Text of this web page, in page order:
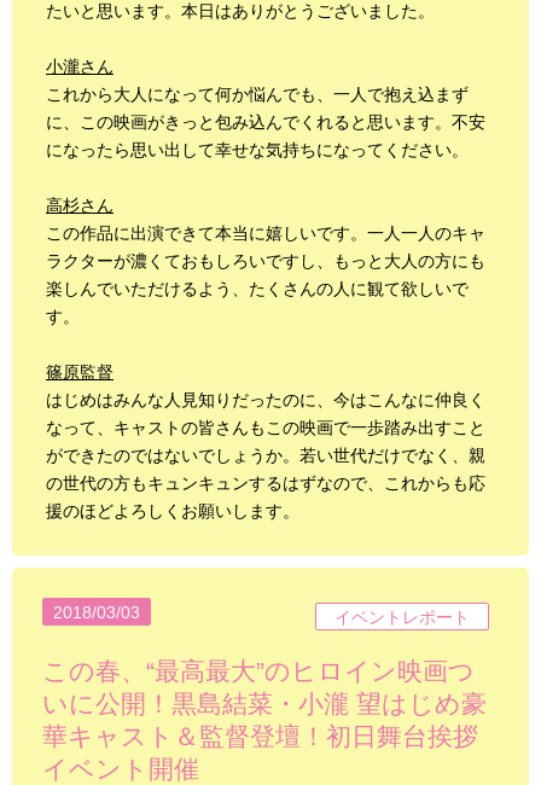
たいと思います。本日はありがとうございました。
小瀧さん
これから大人になって何か悩んでも、一人で抱え込まず
に、この映画がきっと包み込んでくれると思います。不安
になったら思い出して幸せな気持ちになってください。
高杉さん
この作品に出演できて本当に嬉しいです。一人一人のキャ
ラクターが濃くておもしろいですし、もっと大人の方にも
楽しんでいただけるよう、たくさんの人に観て欲しいで
す。
篠原監督
はじめはみんな人見知りだったのに、今はこんなに仲良く
なって、キャストの皆さんもこの映画で一歩踏み出すこと
ができたのではないでしょうか。若い世代だけでなく、親
の世代の方もキュンキュンするはずなので、これからも応
援のほどよろしくお願いします。
イベントレポート
2018/03/03
この春、“最高最大”のヒロイン映画つ
いに公開！黒島結菜・小瀧 望はじめ豪
華キャスト＆監督登壇！初日舞台挨拶
イベント開催